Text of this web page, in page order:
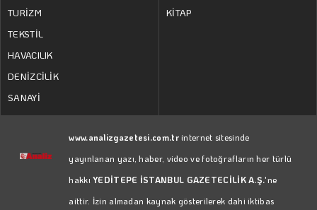
TURİZM
TEKSTİL
HAVACILIK
DENİZCİLİK
SANAYİ
KİTAP
www.analizgazetesi.com.trinternet sitesinde
yayınlanan yazı, haber, video ve fotoğrafların her türlü
hakkıYEDİTEPE İSTANBUL GAZETECİLİK A.Ş.'ne
aittir. İzin almadan kaynak gösterilerek dahi iktibas